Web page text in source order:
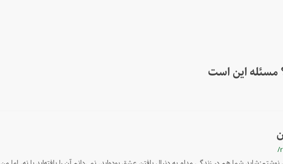
مسئله این است
/